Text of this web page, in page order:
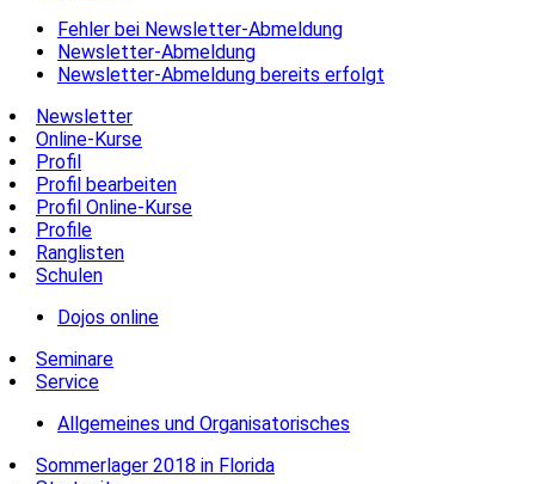
Fehler bei Newsletter-Abmeldung
Newsletter-Abmeldung
Newsletter-Abmeldung bereits erfolgt
Newsletter
Online-Kurse
Profil
Profil bearbeiten
Profil Online-Kurse
Profile
Ranglisten
Schulen
Dojos online
Seminare
Service
Allgemeines und Organisatorisches
Sommerlager 2018 in Florida